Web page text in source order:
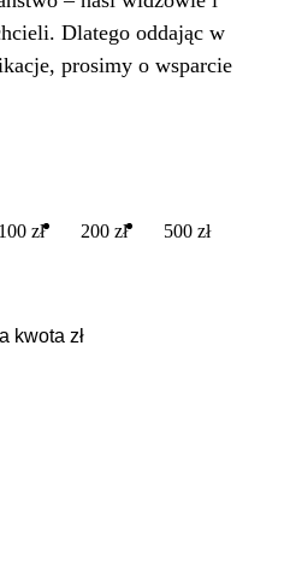
Dlatego oddając w
prosimy o wsparcie
100 zł 200 zł 500 zł